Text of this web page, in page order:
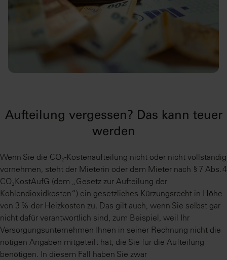
Aufteilung vergessen? Das kann teuer
werden
Wenn Sie die CO₂-Kostenaufteilung nicht oder nicht vollständig
vornehmen, steht der Mieterin oder dem Mieter nach § 7 Abs. 4
CO₂KostAufG (dem „Gesetz zur Aufteilung der
Kohlendioxidkosten“) ein gesetzliches Kürzungsrecht in Höhe
von 3 % der Heizkosten zu. Das gilt auch, wenn Sie selbst gar
nicht dafür verantwortlich sind, zum Beispiel, weil Ihr
Versorgungsunternehmen Ihnen in seiner Rechnung nicht die
nötigen Angaben mitgeteilt hat, die Sie für die Aufteilung
benötigen. In diesem Fall haben Sie zwar